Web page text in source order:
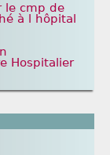
le cmp de
à l hôpital
Hospitalier